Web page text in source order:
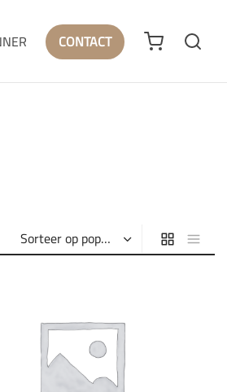
CONTACT